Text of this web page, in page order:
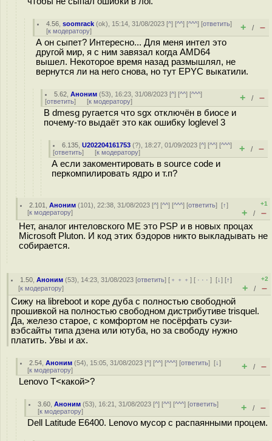
4.56 ,soomrack (ok), 15:14, 31/08/2023 [^] [^^] [^^^] [ответить]
[к модератору] + / –
А он сыпет? Интересно... Для меня интел это
другой мир, я с ним завязал когда AMD64
вышел. Некоторое время назад размышлял, не
вернутся ли на него снова, но тут EPYC выкатили.
5.62 ,Аноним (53), 16:23, 31/08/2023 [^] [^^] [^^^]
[ответить] [к модератору] + / –
В dmesg ругается что sgx отключён в биосе и
почему-то выдаёт это как ошибку loglevel 3
6.135 ,U202204161753 (?), 18:27, 01/09/2023 [^] [^^] [^^^]
[ответить] [к модератору] + / –
А если закоментировать в source code и
перкомпилировать ядро и т.п?
2.101 ,Аноним (101), 22:38, 31/08/2023 [^] [^^] [^^^] [ответить][↑]
[к модератору]
+1
+ / –
Нет, аналог интеловского ME это PSP и в новых процах
Microsoft Pluton. И код этих бэдоров никто выкладывать не
собирается.
1.50 ,Аноним (53), 14:23, 31/08/2023 [ответить] [ ﹢﹢﹢] [ · · ·][↓] [↑]
[к модератору]
+2
+ / –
Сижу на libreboot и коре дуба с полностью свободной
прошивкой на полностью свободном дистрибутиве trisquel.
Да, железо старое, с комфортом не посёрфать сузи-
вэбсайты типа дзена или ютуба, но за свободу нужно
платить. Увы и ах.
2.54 ,Аноним (54), 15:05, 31/08/2023 [^] [^^] [^^^] [ответить][↓]
[к модератору] + / –
Lenovo T<какой>?
3.60 ,Аноним (53), 16:21, 31/08/2023 [^] [^^] [^^^] [ответить]
[к модератору] + / –
Dell Latitude E6400. Lenovo мусор с распаянными процем.